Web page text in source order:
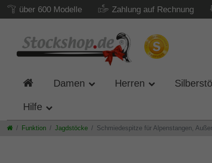
über 600 Modelle Zahlung auf Rechnung
Damen Herren
Hilfe
Funktion Jagdstöcke Schmiedespitze für Alpenstangen,